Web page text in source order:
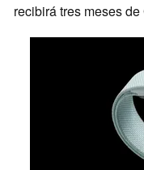
recibirá tres meses